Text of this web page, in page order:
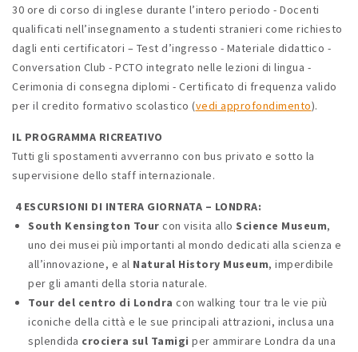
30 ore di corso di inglese durante l’intero periodo - Docenti
qualificati nell’insegnamento a studenti stranieri come richiesto
dagli enti certificatori – Test d’ingresso - Materiale didattico -
Conversation Club - PCTO integrato nelle lezioni di lingua -
Cerimonia di consegna diplomi - Certificato di frequenza valido
per il credito formativo scolastico (vedi approfondimento).
IL PROGRAMMA RICREATIVO
Tutti gli spostamenti avverranno con bus privato e sotto la
supervisione dello staff internazionale.
4 ESCURSIONI DI INTERA GIORNATA – LONDRA:
South Kensington Tour con visita allo Science Museum,
uno dei musei più importanti al mondo dedicati alla scienza e
all’innovazione, e al Natural History Museum, imperdibile
per gli amanti della storia naturale.
Tour del centro di Londra con walking tour tra le vie più
iconiche della città e le sue principali attrazioni, inclusa una
splendida crociera sul Tamigi per ammirare Londra da una